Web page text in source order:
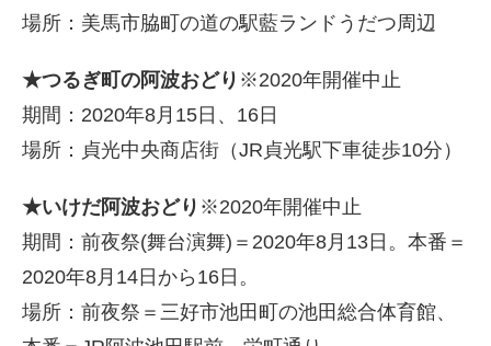
場所：美馬市脇町の道の駅藍ランドうだつ周辺
★つるぎ町の阿波おどり ※2020年開催中止
期間：2020年8月15日、16日
場所：貞光中央商店街（JR貞光駅下車徒歩10分）
★いけだ阿波おどり ※2020年開催中止
期間：前夜祭(舞台演舞)＝2020年8月13日。本番＝
2020年8月14日から16日。
場所：前夜祭＝三好市池田町の池田総合体育館、